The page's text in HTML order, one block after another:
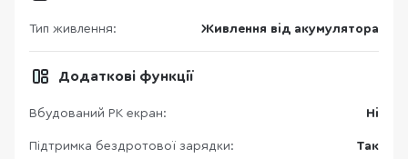
Тип живлення: Живлення від акумулятора
Додаткові функції
Вбудований РК екран: Ні
Підтримка бездротової зарядки: Так